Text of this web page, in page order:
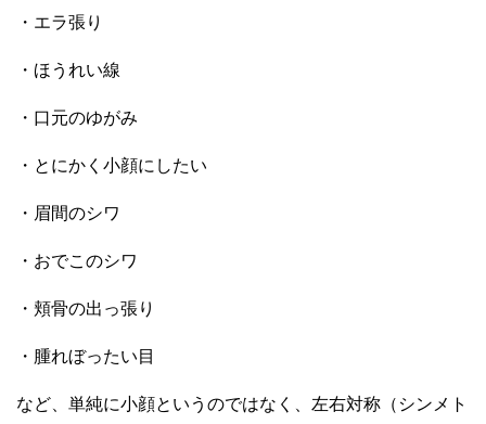
・エラ張り
・ほうれい線
・口元のゆがみ
・とにかく小顔にしたい
・眉間のシワ
・おでこのシワ
・頬骨の出っ張り
・腫れぼったい目
など、単純に小顔というのではなく、左右対称（シンメト